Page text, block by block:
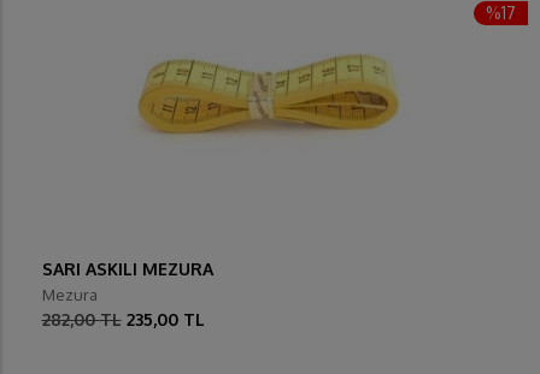
%17
SARI ASKILI MEZURA
Mezura
282,00 TL 235,00 TL